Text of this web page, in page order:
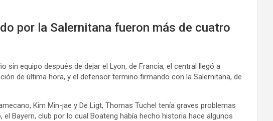
por la Salernitana fueron más de cuatro
equipo después de dejar el Lyon, de Francia, el central llegó a
de última hora, y el defensor termino firmando con la Salernitana, de
Kim Min-jae y De Ligt, Thomas Tuchel tenía graves problemas
Bayern, club por lo cual Boateng había hecho historia hace algunos